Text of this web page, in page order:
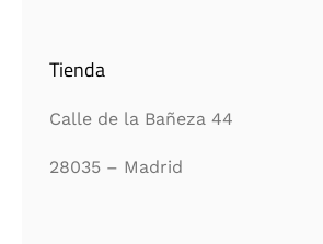
Tienda
Calle de la Bañeza 44
28035 – Madrid